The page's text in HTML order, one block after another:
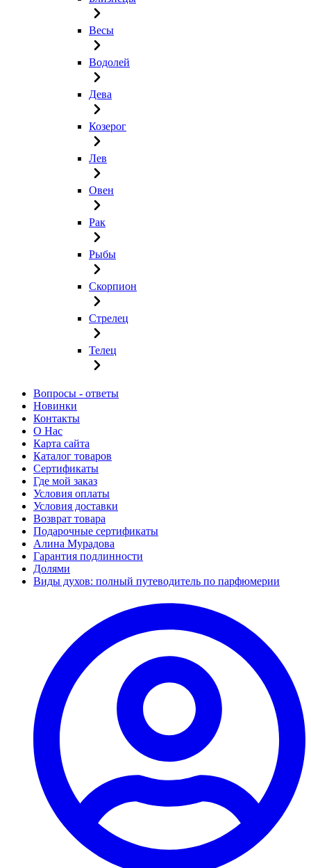
Весы
Водолей
Дева
Козерог
Лев
Овен
Рак
Рыбы
Скорпион
Стрелец
Телец
Вопросы - ответы
Новинки
Контакты
О Нас
Карта сайта
Каталог товаров
Сертификаты
Где мой заказ
Условия оплаты
Условия доставки
Возврат товара
Подарочные сертификаты
Алина Мурадова
Гарантия подлинности
Долями
Виды духов: полный путеводитель по парфюмерии